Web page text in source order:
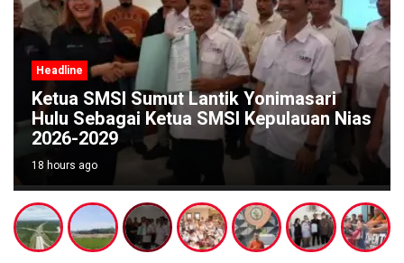
Headline
Ketua SMSI Sumut Lantik Yonimasari
Hulu Sebagai Ketua SMSI Kepulauan Nias
2026-2029
18 hours ago